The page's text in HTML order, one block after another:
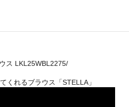
ス LKL25WBL2275/
くれるブラウス「STELLA」